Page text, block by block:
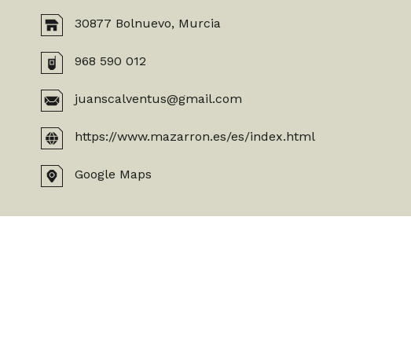
30877 Bolnuevo, Murcia
968 590 012
juanscalventus@gmail.com
https://www.mazarron.es/es/index.html
Google Maps